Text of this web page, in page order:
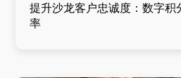
提升沙龙客户忠诚度：数字积
率